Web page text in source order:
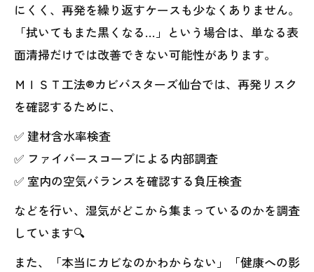
にくく、再発を繰り返すケースも少なくありません。
「拭いてもまた黒くなる…」という場合は、単なる表
面清掃だけでは改善できない可能性があります。
ＭＩＳＴ工法®カビバスターズ仙台では、再発リスク
を確認するために、
✅ 建材含水率検査
✅ ファイバースコープによる内部調査
✅ 室内の空気バランスを確認する負圧検査
などを行い、湿気がどこから集まっているのかを調査
しています🔍
また、「本当にカビなのかわからない」「健康への影